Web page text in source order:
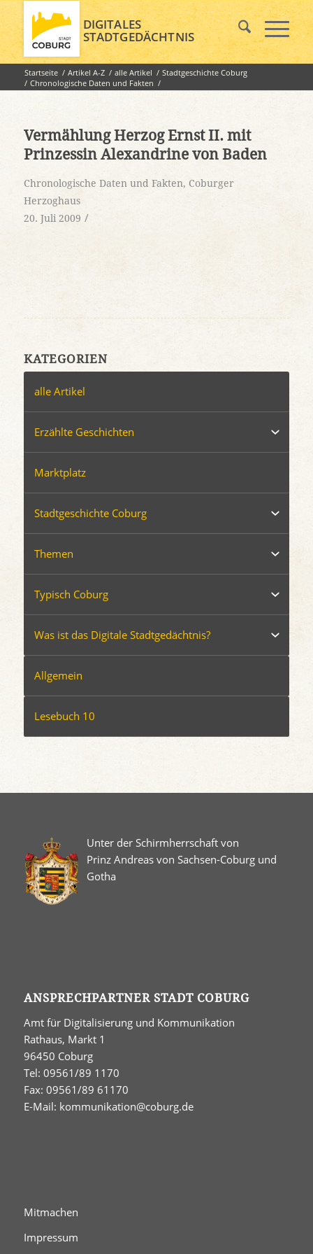
DIGITALES
STADTGEDÄCHTNIS
Startseite / Artikel A-Z / alle Artikel / Stadtgeschichte Coburg
/ Chronologische Daten und Fakten /
Vermählung Herzog Ernst II. mit Prinzessin Alexandrine von
Vermählung Herzog Ernst II. mit
Prinzessin Alexandrine von Baden
Chronologische Daten und Fakten, Coburger
Herzoghaus
20. Juli 2009 /
KATEGORIEN
alle Artikel
Erzählte Geschichten
Marktplatz
Stadtgeschichte Coburg
Themen
Typisch Coburg
Was ist das Digitale Stadtgedächtnis?
Allgemein
Lesebuch 10
Unter der Schirmherrschaft von
Prinz Andreas von Sachsen-Coburg und
Gotha
ANSPRECHPARTNER STADT COBURG
Amt für Digitalisierung und Kommunikation
Rathaus, Markt 1
96450 Coburg
Tel: 09561/89 1170
Fax: 09561/89 61170
E-Mail: kommunikation@coburg.de
Mitmachen
Impressum